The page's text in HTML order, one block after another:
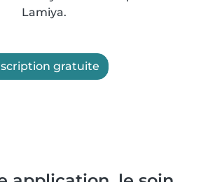
Lamiya.
gratuite